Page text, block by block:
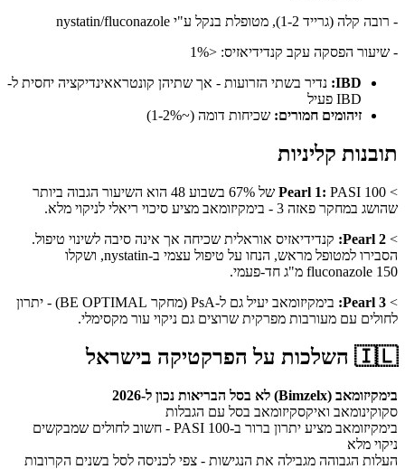
- רובה קלה (גרייד 1-2), מטופלת בנקל ע"י nystatin/fluconazole
- שיעור הפסקה עקב קנדידיאזיס: <1%
IBD: נדיר בשתי הזרועות - אך שתיהן קונטראאינדיקציה יחסית ל-
IBD פעיל
זיהומים חמורים: שכיחות דומה (~1-2%)
תובנות קליניות
>
Pearl 1:
PASI 100 של 67% בשבוע 48 הוא השיעור הגבוה ביותר
שהושג במחקר פאזה 3 - בימקיזומאב מציע סיכוי ריאלי לניקוי מלא.
>
Pearl 2: קנדידיאזיס אוראלית שכיחה אך אינה סיבה לשינוי טיפול.
הסבירו למטופל מראש, הנחו על טיפול עצמי ב-nystatin, ושקלו
fluconazole 150 מ"ג חד-פעמי.
>
Pearl 3:
בימקיזומאב יעיל גם ל-PsA (מחקר BE OPTIMAL) - יתרון
לחולים עם מעורבות מפרקית שרוצים גם ניקוי עור מקסימלי.
🇮🇱 השלכות על הפרקטיקה בישראל
בימקיזומאב (Bimzelx) לא בסל הבריאות נכון ל-2026
סקוקינומאב ואיקסקיזומאב בסל עם הגבלות
בימקיזומאב מציע יתרון ברור ב-PASI 100 - חשוב לחולים שמבקשים
ניקוי מלא
העלות הגבוהה מגבילה את הנגישות - צפי לכניסה לסל בשנים הקרובות